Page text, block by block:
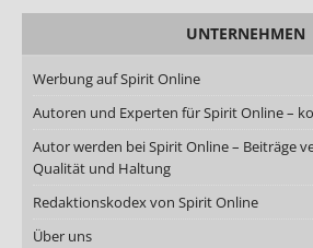
UNTERNEHMEN
Werbung auf Spirit Online
Autoren und Experten für Spirit Online –
Autor werden bei Spirit Online – Beiträge
Qualität und Haltung
Redaktionskodex von Spirit Online
Über uns